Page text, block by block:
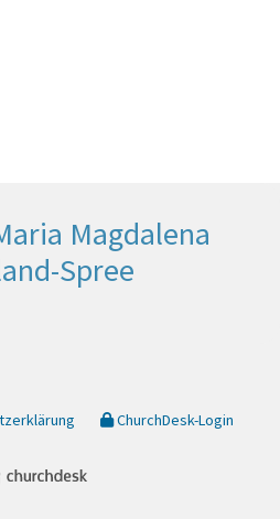
Magdalena
Spree
ChurchDesk-Login